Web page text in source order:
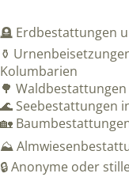
🪦 Erdbestattungen
⚱️
Kolumbarien
🌳
🌊 Seebestattungen
🏡
⛰️
🔒 Anonyme oder